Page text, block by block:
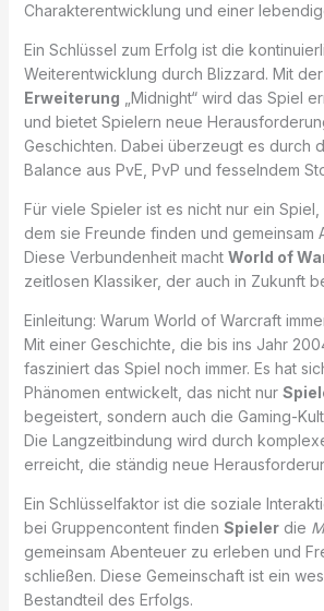
Charakterentwicklung und einer
Ein Schlüssel zum Erfolg ist die
Weiterentwicklung durch Blizzard. Mit
Erweiterung „Midnight“ wird das Spiel
und bietet Spielern neue
Geschichten. Dabei überzeugt es durch
Balance aus PvE, PvP und fesselndem
Für viele Spieler ist es nicht nur ein
dem sie Freunde finden und gemeinsam
Diese Verbundenheit macht World of
zeitlosen Klassiker, der auch in Zukunft
Einleitung: Warum World of Warcraft
Mit einer Geschichte, die bis ins Jahr
fasziniert das Spiel noch immer. Es hat
Phänomen entwickelt, das nicht nur
begeistert, sondern auch die Gaming-
Die Langzeitbindung wird durch
erreicht, die ständig neue
Ein Schlüsselfaktor ist die soziale
bei Gruppencontent finden Spielerdie
gemeinsam Abenteuer zu erleben und
schließen. Diese Gemeinschaft ist ein
Bestandteil des Erfolgs.